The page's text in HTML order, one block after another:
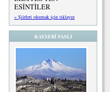
ESİNTİLER
» Şiirleri okumak için tıklayın
KAYSERİ FASLI